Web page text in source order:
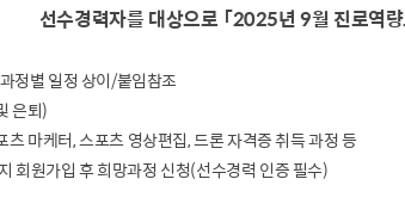
선수경력자를 대상으로 「2025년 9월 진로역
정별 일정 상이/붙임참조
은퇴)
마케터, 스포츠 영상편집, 드론 자격증 취득 과정 등
회원가입 후 희망과정 신청(선수경력 인증 필수)